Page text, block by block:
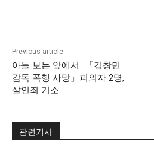
Previous article
아들 보는 앞에서…「김창민
감독 폭행 사망」피의자 2명,
살인죄 기소
관련기사